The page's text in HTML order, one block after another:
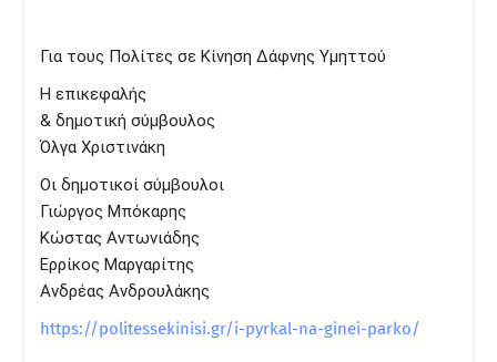
Για τους Πολίτες σε Κίνηση Δάφνης Υμηττού
Η επικεφαλής
& δημοτική σύμβουλος
Όλγα Χριστινάκη
Οι δημοτικοί σύμβουλοι
Γιώργος Μπόκαρης
Κώστας Αντωνιάδης
Ερρίκος Μαργαρίτης
Ανδρέας Ανδρουλάκης
https://politessekinisi.gr/i-pyrkal-na-ginei-parko/